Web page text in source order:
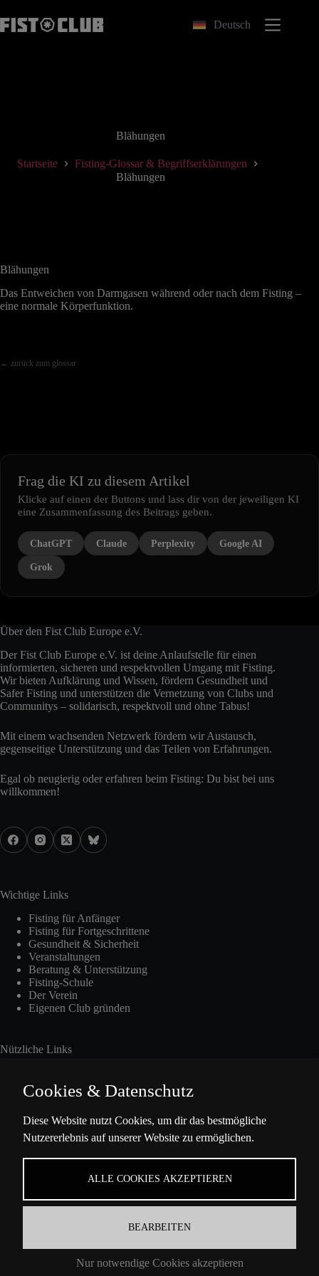
Inhalt
springen
Deutsch
Blähungen
Startseite
Fisting-Glossar & Begriffserklärungen
Blähungen
Blähungen
Das Entweichen von Darmgasen während oder nach dem Fisting –
eine normale Körperfunktion.
← zurück zum glossar
Frag die KI zu diesem Artikel
Klicke auf einen der Buttons und lass dir von der jeweiligen KI
eine Zusammenfassung des Beitrags geben.
ChatGPT Claude Perplexity Google AI
Grok
Über den Fist Club Europe e.V.
Der Fist Club Europe e.V. ist deine Anlaufstelle für einen
informierten, sicheren und respektvollen Umgang mit Fisting.
Wir bieten Aufklärung und Wissen, fördern Gesundheit und
Safer Fisting und unterstützen die Vernetzung von Clubs und
Communitys – solidarisch, respektvoll und ohne Tabus!
Mit einem wachsenden Netzwerk fördern wir Austausch,
gegenseitige Unterstützung und das Teilen von Erfahrungen.
Egal ob neugierig oder erfahren beim Fisting: Du bist bei uns
willkommen!
Wichtige Links
Fisting für Anfänger
Fisting für Fortgeschrittene
Gesundheit & Sicherheit
Veranstaltungen
Beratung & Unterstützung
Fisting-Schule
Der Verein
Eigenen Club gründen
Nützliche Links
Presse
Über Uns
Ella-Barowsky-Str. 47 10829 Berlin
Cookies & Datenschutz
Diese Website nutzt Cookies, um dir das bestmögliche
Nutzererlebnis auf unserer Website zu ermöglichen.
ALLE COOKIES AKZEPTIEREN
BEARBEITEN
Nur notwendige Cookies akzeptieren